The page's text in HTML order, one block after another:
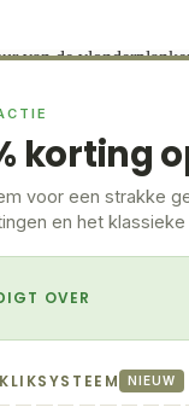
korting
voor een strakke
en het
OVER
NIEUW
van de
Vlonderplanken zijn